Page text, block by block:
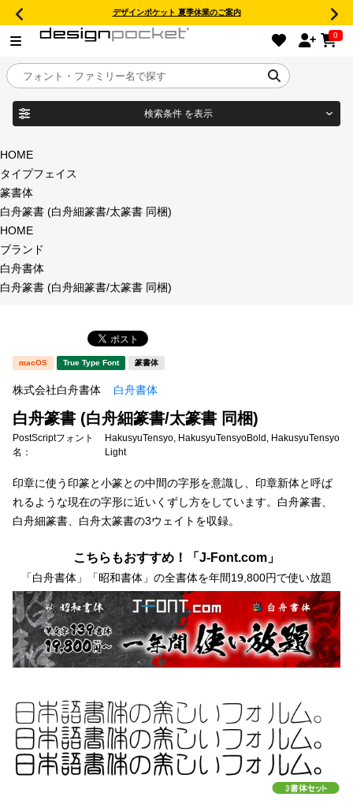
デザインポケット 夏季休業のご案内
0
目的別フォントガイド
特集
おすすめ
年間ライセンス商品
新着一覧
カート
マイページ
お気に入り
ご利用ガイド
よくあるご質問
お問い合わせ
検索条件 を表示
商品名
フォント形式
タイプフェイス
明朝体
宋朝体 清朝体
草書体 勘亭流
江戸文字 デザイン毛筆
すべてを表示
太さ・ウェイト
文字種類
HOME
タイプフェイス
篆書体
白舟篆書 (白舟細篆書/太篆書 同梱)
HOME
ブランド
白舟書体
白舟篆書 (白舟細篆書/太篆書 同梱)
macOS True Type Font 篆書体
株式会社白舟書体 白舟書体
白舟篆書 (白舟細篆書/太篆書 同梱)
PostScriptフォント
名：
HakusyuTensyo, HakusyuTensyoBold, HakusyuTensyo
Light
印章に使う印篆と小篆との中間の字形を意識し、印章新体と呼ば
れるような現在の字形に近いくずし方をしています。白舟篆書、
白舟細篆書、白舟太篆書の3ウェイトを収録。
こちらもおすすめ！「J-Font.com」
「白舟書体」「昭和書体」の全書体を年間19,800円で使い放題